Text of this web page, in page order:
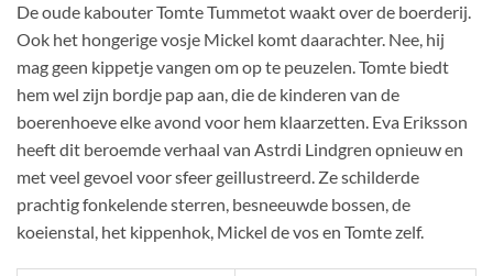
De oude kabouter Tomte Tummetot waakt over de boerderij.
Ook het hongerige vosje Mickel komt daarachter. Nee, hij
mag geen kippetje vangen om op te peuzelen. Tomte biedt
hem wel zijn bordje pap aan, die de kinderen van de
boerenhoeve elke avond voor hem klaarzetten. Eva Eriksson
heeft dit beroemde verhaal van Astrdi Lindgren opnieuw en
met veel gevoel voor sfeer geillustreerd. Ze schilderde
prachtig fonkelende sterren, besneeuwde bossen, de
koeienstal, het kippenhok, Mickel de vos en Tomte zelf.